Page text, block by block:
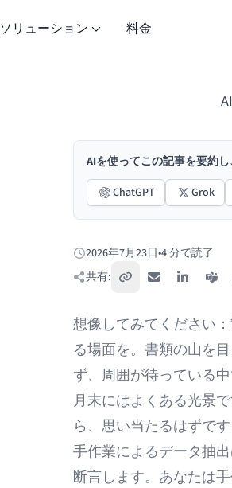
ソリューション 料金
AIを使ってこの記事を要約
ChatGPT
Grok
公開日:
2026年7月23日•4 分で読了
共有:
リンクをコピー
メール LinkedIn
想像してみてください
る場面を。書類の山を
ず、周囲が待っている
月末にはよくある光景
ら、思い当たるはずです
手作業によるデータ抽
断言します。あなたは